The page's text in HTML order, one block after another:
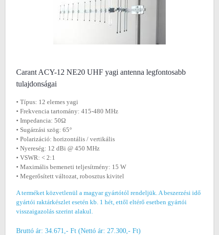
Carant ACY-12 NE20 UHF yagi antenna legfontosabb
tulajdonságai
• Típus: 12 elemes yagi
• Frekvencia tartomány: 415-480 MHz
• Impedancia: 50Ω
• Sugárzási szög: 65°
• Polarizáció: horizontális / vertikális
• Nyereség: 12 dBi @ 450 MHz
• VSWR: < 2:1
• Maximális bemeneti teljesítmény: 15 W
• Megerősített változat, robosztus kivitel
A terméket közvetlenül a magyar gyártótól rendeljük. A beszerzési idő
gyártói raktárkészlet esetén kb. 1 hét, ettől eltérő esetben gyártói
visszaigazolás szerint alakul.
Bruttó ár: 34.671,- Ft (Nettó ár: 27.300,- Ft)